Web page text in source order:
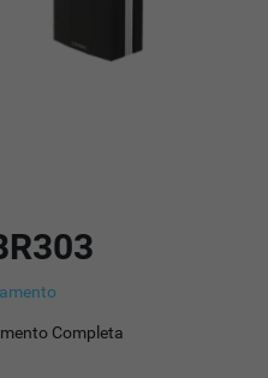
Completa